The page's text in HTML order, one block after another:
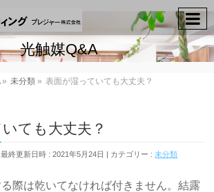
光触媒Q&A
» 未分類 » 表面が湿っていても大丈夫？
ても大丈夫？
最終更新日時 : 2021年5月24日 カテゴリー :未分類
際は乾いてなければ付きません。結露